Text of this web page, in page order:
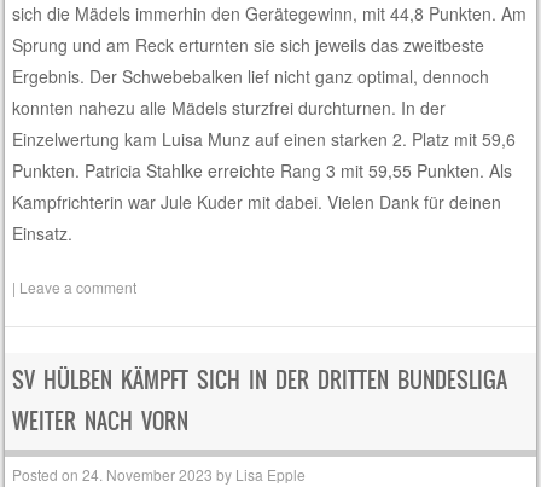
sich die Mädels immerhin den Gerätegewinn, mit 44,8 Punkten. Am
Sprung und am Reck erturnten sie sich jeweils das zweitbeste
Ergebnis. Der Schwebebalken lief nicht ganz optimal, dennoch
konnten nahezu alle Mädels sturzfrei durchturnen. In der
Einzelwertung kam Luisa Munz auf einen starken 2. Platz mit 59,6
Punkten. Patricia Stahlke erreichte Rang 3 mit 59,55 Punkten. Als
Kampfrichterin war Jule Kuder mit dabei. Vielen Dank für deinen
Einsatz.
| Leave a comment
SV HÜLBEN KÄMPFT SICH IN DER DRITTEN BUNDESLIGA
WEITER NACH VORN
Posted on24. November 2023 by Lisa Epple